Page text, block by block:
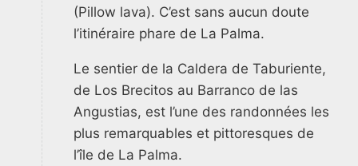
(Pillow lava). C’est sans aucun doute
l’itinéraire phare de La Palma.
Le sentier de la Caldera de Taburiente,
de Los Brecitos au Barranco de las
Angustias, est l’une des randonnées les
plus remarquables et pittoresques de
l’île de La Palma.